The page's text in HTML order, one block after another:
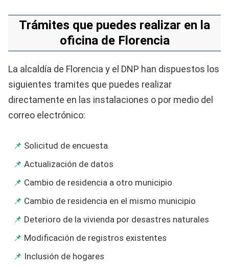
Trámites que puedes realizar en la
oficina de Florencia
La alcaldía de Florencia y el DNP han dispuestos los
siguientes tramites que puedes realizar
directamente en las instalaciones o por medio del
correo electrónico:
Solicitud de encuesta
Actualización de datos
Cambio de residencia a otro municipio
Cambio de residencia en el mismo municipio
Deterioro de la vivienda por desastres naturales
Modificación de registros existentes
Inclusión de hogares